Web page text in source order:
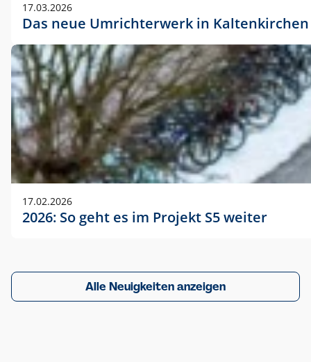
17.03.2026
Das neue Umrichterwerk in Kaltenkirchen
17.02.2026
2026: So geht es im Projekt S5 weiter
Alle Neuigkeiten anzeigen